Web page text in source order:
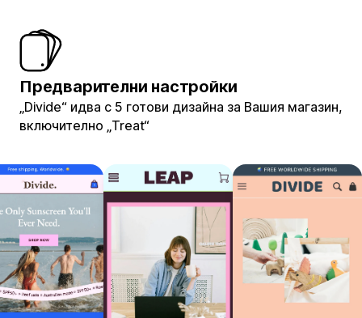
Предварителни настройки
„Divide“ идва с 5 готови дизайна за Вашия магазин,
включително „Treat“